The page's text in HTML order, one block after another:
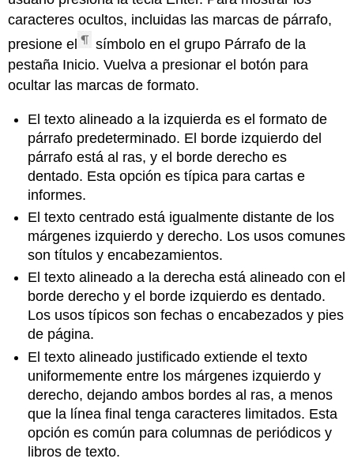
caracteres ocultos, incluidas las marcas de párrafo,
presione el
símbolo en el grupo Párrafo de la
pestaña Inicio. Vuelva a presionar el botón para
ocultar las marcas de formato.
El texto alineado a la izquierda es el formato de
párrafo predeterminado. El borde izquierdo del
párrafo está al ras, y el borde derecho es
dentado. Esta opción es típica para cartas e
informes.
El texto centrado está igualmente distante de los
márgenes izquierdo y derecho. Los usos comunes
son títulos y encabezamientos.
El texto alineado a la derecha está alineado con el
borde derecho y el borde izquierdo es dentado.
Los usos típicos son fechas o encabezados y pies
de página.
El texto alineado justificado extiende el texto
uniformemente entre los márgenes izquierdo y
derecho, dejando ambos bordes al ras, a menos
que la línea final tenga caracteres limitados. Esta
opción es común para columnas de periódicos y
libros de texto.